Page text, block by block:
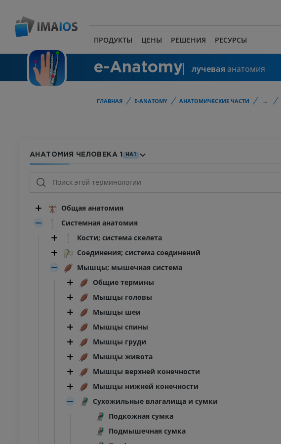
ПРОДУКТЫ ЦЕНЫ РЕШЕНИЯ РЕСУРСЫ
e-Anatomy лучеваяанатомия
ГЛАВНАЯ E-ANATOMY АНАТОМИЧЕСКИЕ ЧАСТИ ...
АНАТОМИЯ ЧЕЛОВЕКА 1 HA1
Общая анатомия
Системная анатомия
Кости; система скелета
Соединения; система соединений
Мышцы; мышечная система
Общие термины
Мышцы головы
Мышцы шеи
Мышцы спины
Мышцы груди
Мышцы живота
Мышцы верхней конечности
Мышцы нижней конечности
Сухожильные влагалища и сумки
Подкожная сумка
Подмышечная сумка